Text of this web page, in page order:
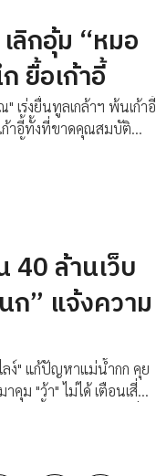
ลิกอุ้ม “หมอ
ยื้อเก้าอี้
เร่งยื่นทูลเกล้าฯ พ้นเก้าอี้
ก้าอี้ทั้งที่ขาดคุณสมบัติ
40 ล้านเว็บ
ก” แจ้งความ
ลง์" แก้ปัญหาแม่น้ำกก คุย
ม "ว้า" ไม่ได้ เตือนเสี่ยง